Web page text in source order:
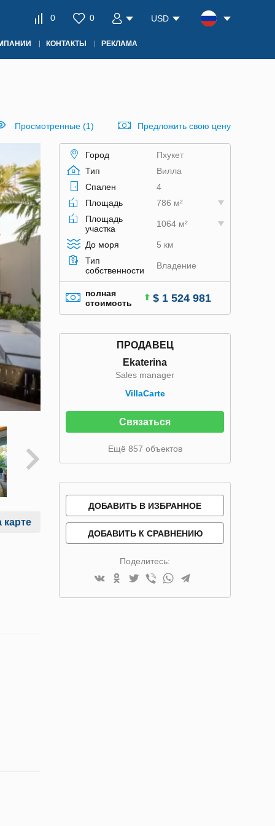
0 0 USD
КОНТАКТЫ РЕКЛАМА
Просмотренные (1) Предложить свою цену
карте
Город
Пхукет
Тип
Вилла
Спален
4
Площадь
786 м²
Площадь
участка
1064 м²
До моря
5 км
Тип
собственности
Владение
полная
стоимость
$ 1 524 981
ПРОДАВЕЦ
Ekaterina
Sales manager
VillaСarte
Связаться
Ещё 857 объектов
ДОБАВИТЬ В ИЗБРАННОЕ
ДОБАВИТЬ К СРАВНЕНИЮ
Поделитесь: